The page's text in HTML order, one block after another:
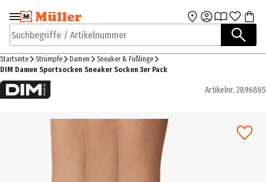
Zur Navigation
springen
Zum Hauptinhalt
Suchbegriffe / Artikelnummer
Startseite Strümpfe Damen
Sneaker & Füßlinge
DIM Damen Sportsocken Sneaker Socken 3er Pack
Artikelnr. 2896865